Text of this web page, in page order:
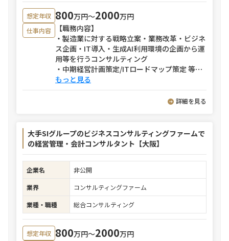
想定年収 800万円〜2000万円
仕事内容
【職務内容】
・製造業に対する戦略立案・業務改革・ビジネ
ス企画・IT導入・生成AI利用環境の企画から運
用等を行うコンサルティング
・中期経営計画策定/ITロードマップ策定 等⋯
もっと見る
詳細を見る
大手SIグループのビジネスコンサルティングファームで
の経営管理・会計コンサルタント【大阪】
企業名
非公開
業界
コンサルティングファーム
業種・職種
総合コンサルティング
想定年収 800万円〜2000万円